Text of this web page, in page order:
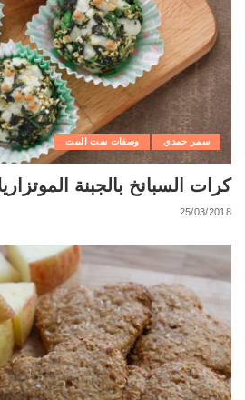
سمر حمدي وصفات ست البيت
كرات السبانخ بالجبنة
25/03/2018